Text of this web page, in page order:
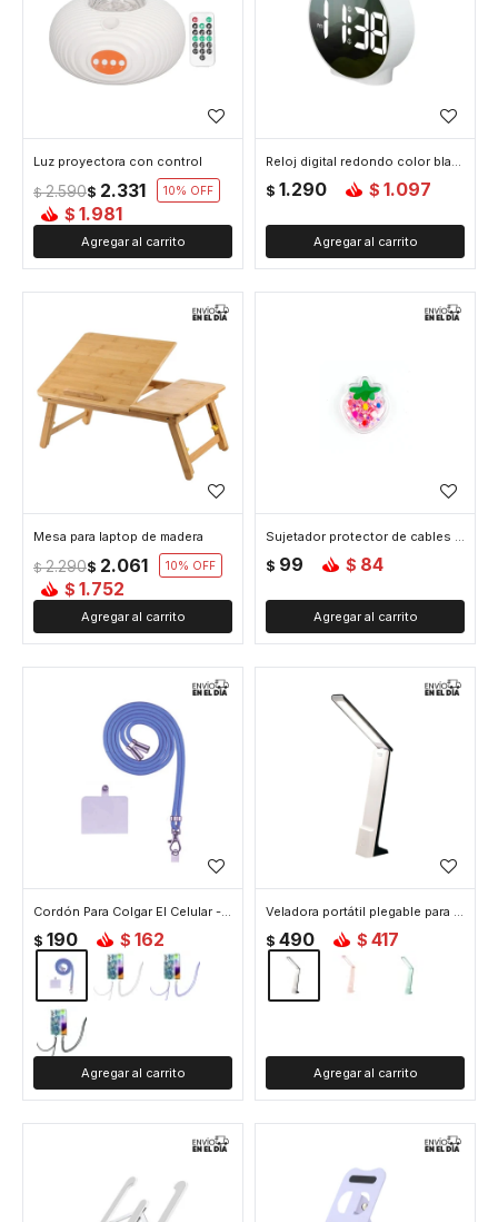
Luz proyectora con control
$ 2.331
$ 2.590 10
$ 1.981
Reloj digital redondo color blanco
$ 1.290 $ 1.097
Mesa para laptop de madera
$ 2.061
$ 2.290 10
$ 1.752
Sujetador protector de cables - Frutilla
$ 99 $ 84
Cordón Para Colgar El Celular - Azul
$ 190 $ 162
Veladora portátil plegable para escritorio - Blanco
$ 490 $ 417